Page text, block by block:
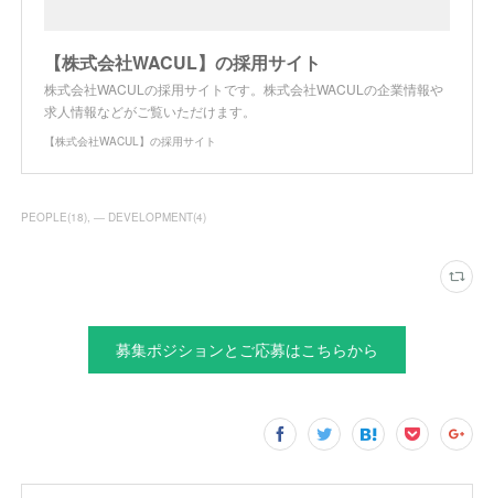
【株式会社WACUL】の採用サイト
株式会社WACULの採用サイトです。株式会社WACULの企業情報や
求人情報などがご覧いただけます。
【株式会社WACUL】の採用サイト
PEOPLE(18) ― DEVELOPMENT(4)
募集ポジションとご応募はこちらから